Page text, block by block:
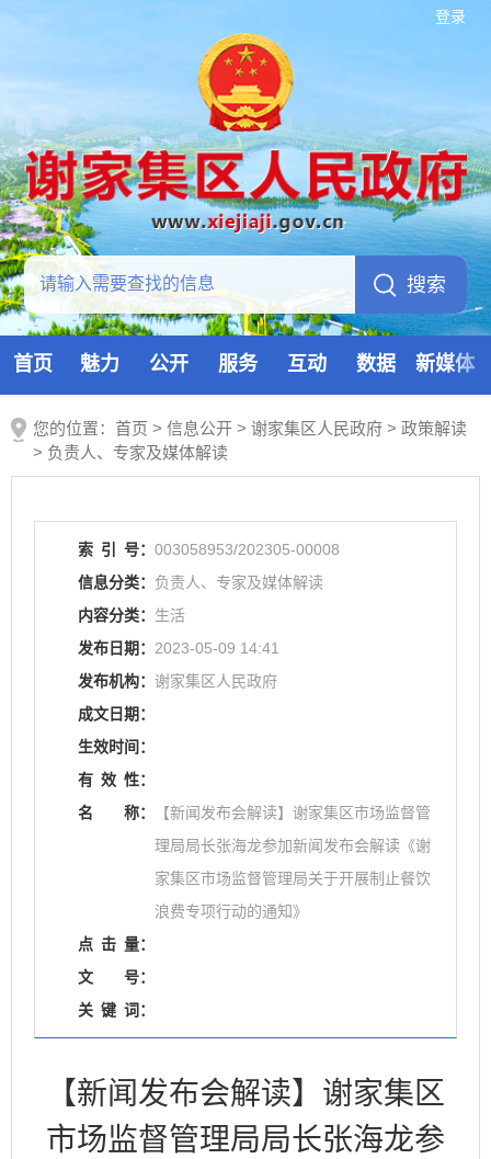
登录
首页 魅力 公开 服务 互动 数据 新媒体
您的位置： 首页 > 信息公开 > 谢家集区人民政府 > 政策解读
> 负责人、专家及媒体解读
索 引 号： 003058953/202305-00008
信息分类： 负责人、专家及媒体解读
内容分类： 生活
发布日期： 2023-05-09 14:41
发布机构： 谢家集区人民政府
成文日期：
生效时间：
有 效 性：
名
称：
【新闻发布会解读】谢家集区市场监督管
理局局长张海龙参加新闻发布会解读《谢
家集区市场监督管理局关于开展制止餐饮
浪费专项行动的通知》
点 击 量：
文
号：
关 键 词：
【新闻发布会解读】谢家集区
市场监督管理局局长张海龙参